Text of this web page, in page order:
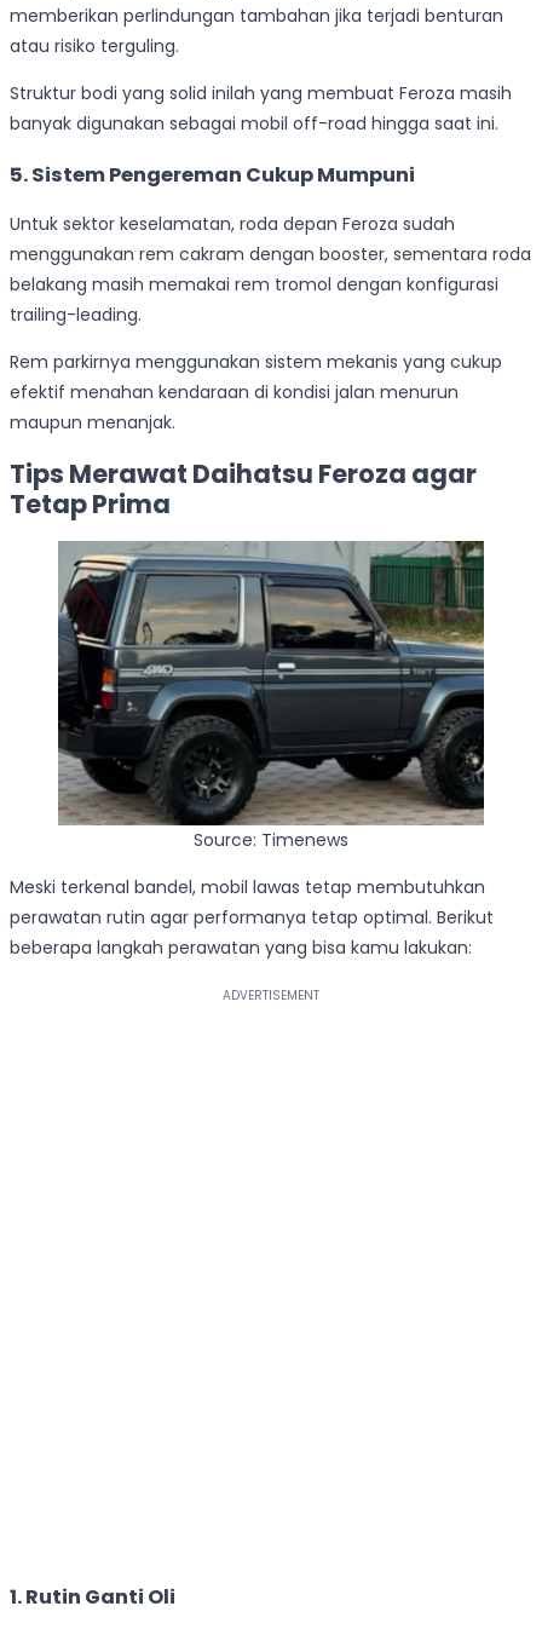
memberikan perlindungan tambahan jika terjadi benturan
atau risiko terguling.
Struktur bodi yang solid inilah yang membuat Feroza masih
banyak digunakan sebagai mobil off-road hingga saat ini.
5. Sistem Pengereman Cukup Mumpuni
Untuk sektor keselamatan, roda depan Feroza sudah
menggunakan rem cakram dengan booster, sementara roda
belakang masih memakai rem tromol dengan konfigurasi
trailing-leading.
Rem parkirnya menggunakan sistem mekanis yang cukup
efektif menahan kendaraan di kondisi jalan menurun
maupun menanjak.
Tips Merawat Daihatsu Feroza agar
Tetap Prima
Source: Timenews
Meski terkenal bandel, mobil lawas tetap membutuhkan
perawatan rutin agar performanya tetap optimal. Berikut
beberapa langkah perawatan yang bisa kamu lakukan:
1. Rutin Ganti Oli